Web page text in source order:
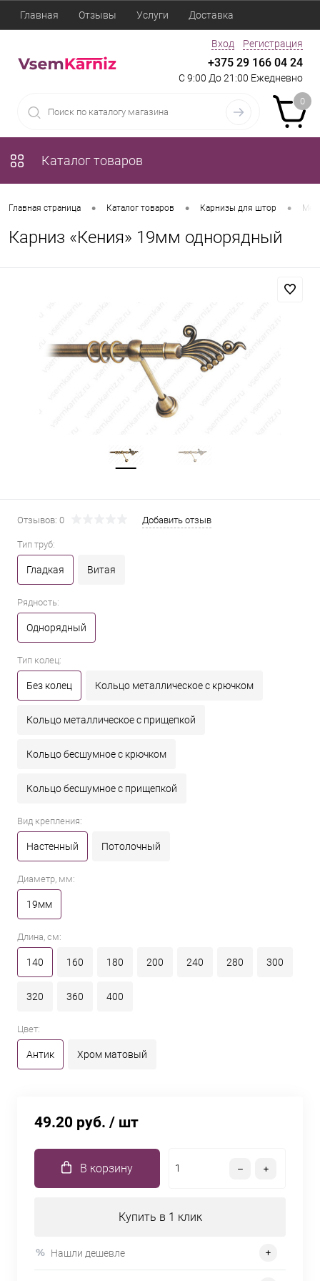
Главная Отзывы Услуги Доставка
Вход Регистрация
+375 29 166 04 24
С 9:00 До 21:00 Ежедневно
0
Каталог товаров
Главная страница • Каталог товаров • Карнизы для штор •
Карниз «Кения» 19мм однорядный
Отзывов: 0 Добавить отзыв
Тип труб:
Гладкая Витая
Рядность:
Однорядный
Тип колец:
Без колец Кольцо металлическое с крючком
Кольцо металлическое с прищепкой
Кольцо бесшумное с крючком
Кольцо бесшумное с прищепкой
Вид крепления:
Настенный Потолочный
Диаметр, мм:
19мм
Длина, см:
140 160 180 200 240 280 300
320 360 400
Цвет:
Антик Хром матовый
49.20 руб. / шт
В корзину
Купить в 1 клик
Нашли дешевле